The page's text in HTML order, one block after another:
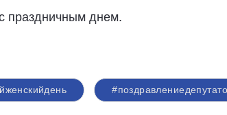
праздничным днем.